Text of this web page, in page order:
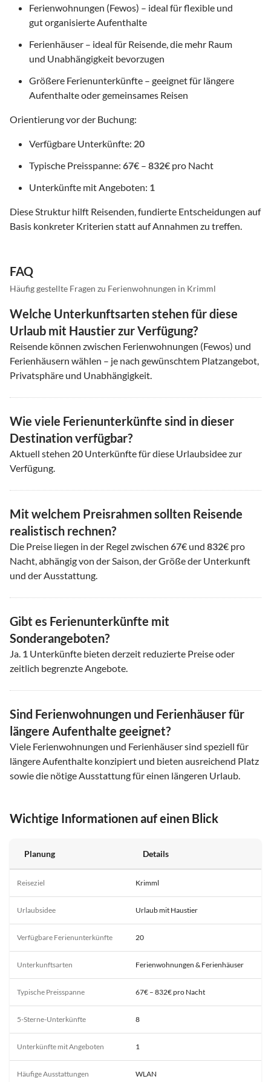
Ferienwohnungen (Fewos) – ideal für flexible und
gut organisierte Aufenthalte
Ferienhäuser – ideal für Reisende, die mehr Raum
und Unabhängigkeit bevorzugen
Größere Ferienunterkünfte – geeignet für längere
Aufenthalte oder gemeinsames Reisen
Orientierung vor der Buchung:
Verfügbare Unterkünfte: 20
Typische Preisspanne: 67€ – 832€ pro Nacht
Unterkünfte mit Angeboten: 1
Diese Struktur hilft Reisenden, fundierte Entscheidungen auf
Basis konkreter Kriterien statt auf Annahmen zu treffen.
FAQ
Häufig gestellte Fragen zu Ferienwohnungen in Krimml
Welche Unterkunftsarten stehen für diese
Urlaub mit Haustier zur Verfügung?
Reisende können zwischen Ferienwohnungen (Fewos) und
Ferienhäusern wählen – je nach gewünschtem Platzangebot,
Privatsphäre und Unabhängigkeit.
Wie viele Ferienunterkünfte sind in dieser
Destination verfügbar?
Aktuell stehen 20 Unterkünfte für diese Urlaubsidee zur
Verfügung.
Mit welchem Preisrahmen sollten Reisende
realistisch rechnen?
Die Preise liegen in der Regel zwischen 67€ und 832€ pro
Nacht, abhängig von der Saison, der Größe der Unterkunft
und der Ausstattung.
Gibt es Ferienunterkünfte mit
Sonderangeboten?
Ja. 1 Unterkünfte bieten derzeit reduzierte Preise oder
zeitlich begrenzte Angebote.
Sind Ferienwohnungen und Ferienhäuser für
längere Aufenthalte geeignet?
Viele Ferienwohnungen und Ferienhäuser sind speziell für
längere Aufenthalte konzipiert und bieten ausreichend Platz
sowie die nötige Ausstattung für einen längeren Urlaub.
Wichtige Informationen auf einen Blick
Planung Details
Reiseziel Krimml
Urlaubsidee Urlaub mit Haustier
Verfügbare Ferienunterkünfte 20
Unterkunftsarten Ferienwohnungen & Ferienhäuser
Typische Preisspanne 67€ – 832€ pro Nacht
5-Sterne-Unterkünfte 8
Unterkünfte mit Angeboten 1
Häufige Ausstattungen WLAN